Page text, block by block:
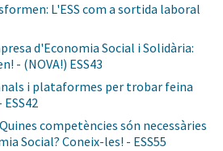
L'ESS com a sortida laboral
d'Economia Social i Solidària:
- (NOVA!) ESS43
i plataformes per trobar feina
competències són necessàries
Social? Coneix-les! - ESS55